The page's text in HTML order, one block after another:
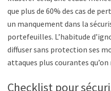
que plus de 60% des cas de
un manquement dans la
portefeuilles. L’habitude
diffuser sans protection ses
attaques plus courantes qu’on
Checklist pour